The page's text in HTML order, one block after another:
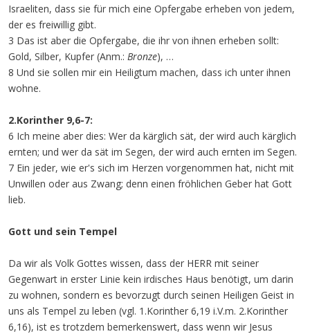
Israeliten, dass sie für mich eine Opfergabe erheben von jedem,
der es freiwillig gibt.
3 Das ist aber die Opfergabe, die ihr von ihnen erheben sollt:
Gold, Silber, Kupfer (Anm.: Bronze), …
8 Und sie sollen mir ein Heiligtum machen, dass ich unter ihnen
wohne.
2.Korinther 9,6-7:
6 Ich meine aber dies: Wer da kärglich sät, der wird auch kärglich
ernten; und wer da sät im Segen, der wird auch ernten im Segen.
7 Ein jeder, wie er's sich im Herzen vorgenommen hat, nicht mit
Unwillen oder aus Zwang; denn einen fröhlichen Geber hat Gott
lieb.
Gott und sein Tempel
Da wir als Volk Gottes wissen, dass der HERR mit seiner
Gegenwart in erster Linie kein irdisches Haus benötigt, um darin
zu wohnen, sondern es bevorzugt durch seinen Heiligen Geist in
uns als Tempel zu leben (vgl. 1.Korinther 6,19 i.V.m. 2.Korinther
6,16), ist es trotzdem bemerkenswert, dass wenn wir Jesus